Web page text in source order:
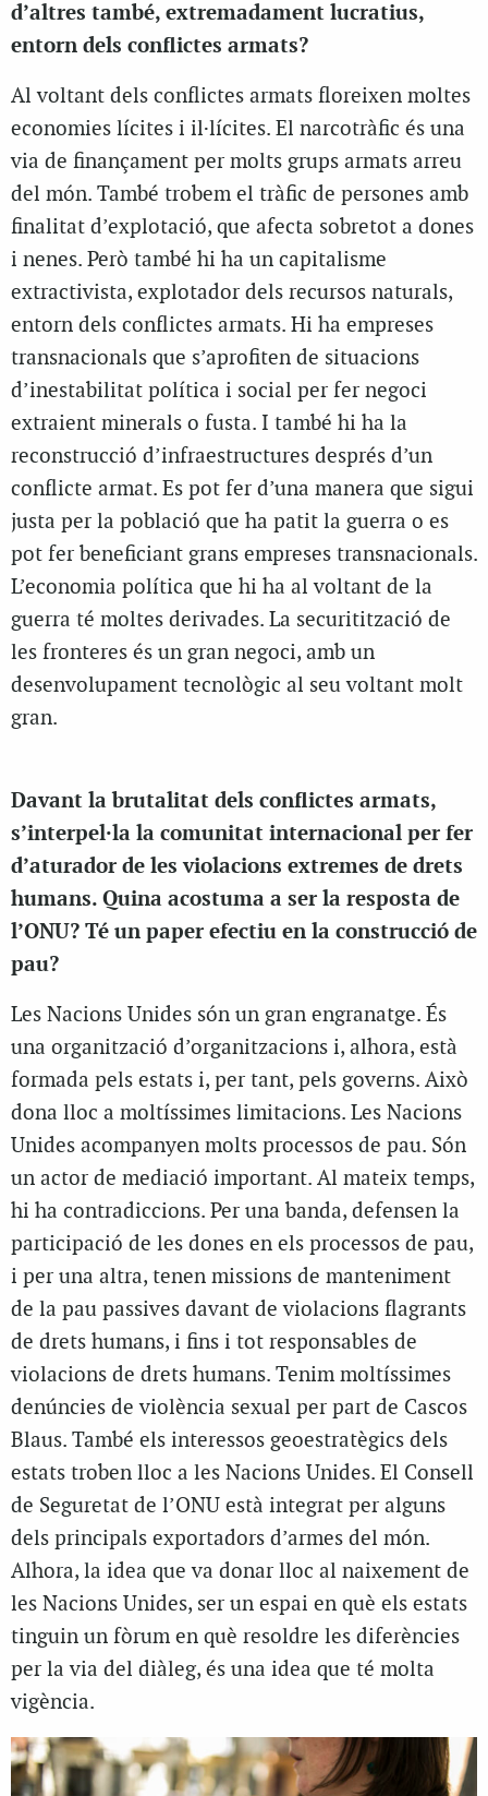
d’altres també, extremadament lucratius,
entorn dels conflictes armats?
Al voltant dels conflictes armats floreixen moltes
economies lícites i il·lícites. El narcotràfic és una
via de finançament per molts grups armats arreu
del món. També trobem el tràfic de persones amb
finalitat d’explotació, que afecta sobretot a dones
i nenes. Però també hi ha un capitalisme
extractivista, explotador dels recursos naturals,
entorn dels conflictes armats. Hi ha empreses
transnacionals que s’aprofiten de situacions
d’inestabilitat política i social per fer negoci
extraient minerals o fusta. I també hi ha la
reconstrucció d’infraestructures després d’un
conflicte armat. Es pot fer d’una manera que sigui
justa per la població que ha patit la guerra o es
pot fer beneficiant grans empreses transnacionals.
L’economia política que hi ha al voltant de la
guerra té moltes derivades. La securitització de
les fronteres és un gran negoci, amb un
desenvolupament tecnològic al seu voltant molt
gran.
Davant la brutalitat dels conflictes armats,
s’interpel·la la comunitat internacional per fer
d’aturador de les violacions extremes de drets
humans. Quina acostuma a ser la resposta de
l’ONU? Té un paper efectiu en la construcció de
pau?
Les Nacions Unides són un gran engranatge. És
una organització d’organitzacions i, alhora, està
formada pels estats i, per tant, pels governs. Això
dona lloc a moltíssimes limitacions. Les Nacions
Unides acompanyen molts processos de pau. Són
un actor de mediació important. Al mateix temps,
hi ha contradiccions. Per una banda, defensen la
participació de les dones en els processos de pau,
i per una altra, tenen missions de manteniment
de la pau passives davant de violacions flagrants
de drets humans, i fins i tot responsables de
violacions de drets humans. Tenim moltíssimes
denúncies de violència sexual per part de Cascos
Blaus. També els interessos geoestratègics dels
estats troben lloc a les Nacions Unides. El Consell
de Seguretat de l’ONU està integrat per alguns
dels principals exportadors d’armes del món.
Alhora, la idea que va donar lloc al naixement de
les Nacions Unides, ser un espai en què els estats
tinguin un fòrum en què resoldre les diferències
per la via del diàleg, és una idea que té molta
vigència.